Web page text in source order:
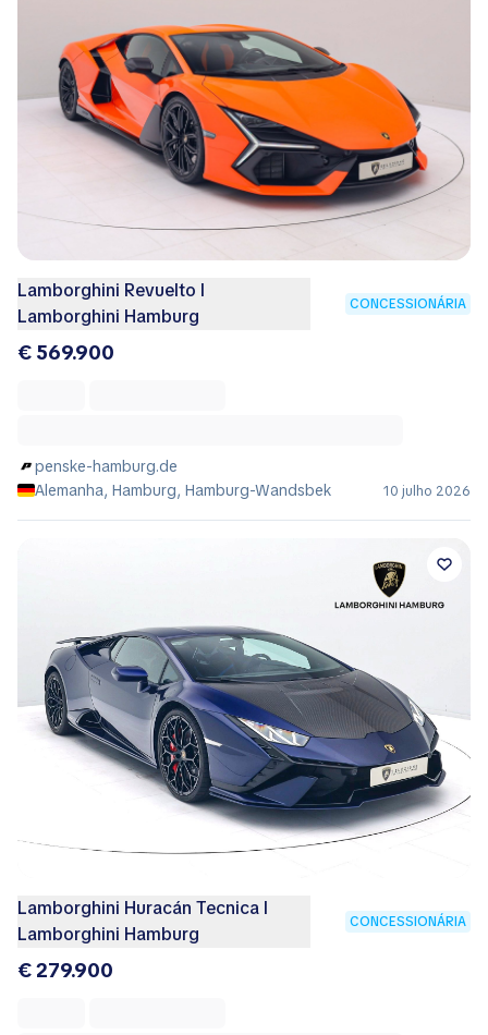
Lamborghini Revuelto I
Lamborghini Hamburg
CONCESSIONÁRIA
€ 569.900
penske-hamburg.de
Alemanha, Hamburg, Hamburg-Wandsbek
10 julho 2026
Lamborghini Huracán Tecnica I
Lamborghini Hamburg
CONCESSIONÁRIA
€ 279.900